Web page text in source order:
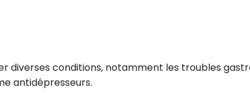
diverses conditions, notamment les troubles
antidépresseurs.